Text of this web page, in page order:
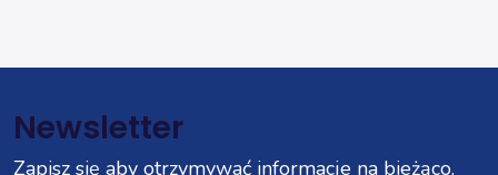
Newsletter
Zapisz się aby otrzymywać informacje na bieżąco.